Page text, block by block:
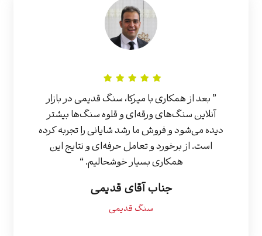
” بعد از همکاری با میرکا، سنگ قدیمی در بازار
آنلاین سنگ‌های ورقه‌ای و قلوه سنگ‌ها بیشتر
دیده می‌شود و فروش ما رشد شایانی را تجربه کرده
است. از برخورد و تعامل حرفه‌ای و نتایج این
همکاری بسیار خوشحالیم. “
جناب آقای قدیمی
سنگ قدیمی